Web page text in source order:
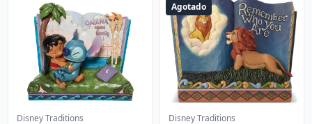
Disney Traditions
Agotado
Disney Traditions